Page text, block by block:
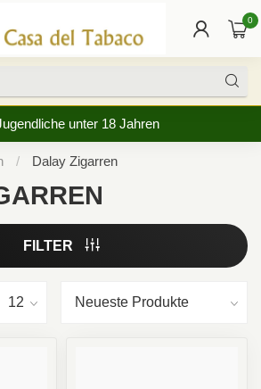
0
unter 18 Jahren
/ Dalay Zigarren
FILTER